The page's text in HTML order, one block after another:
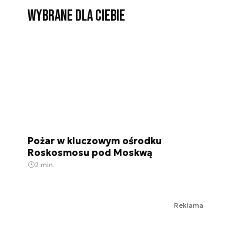
Wybrane dla Ciebie
Pożar w kluczowym ośrodku
Roskosmosu pod Moskwą
2 min.
Reklama